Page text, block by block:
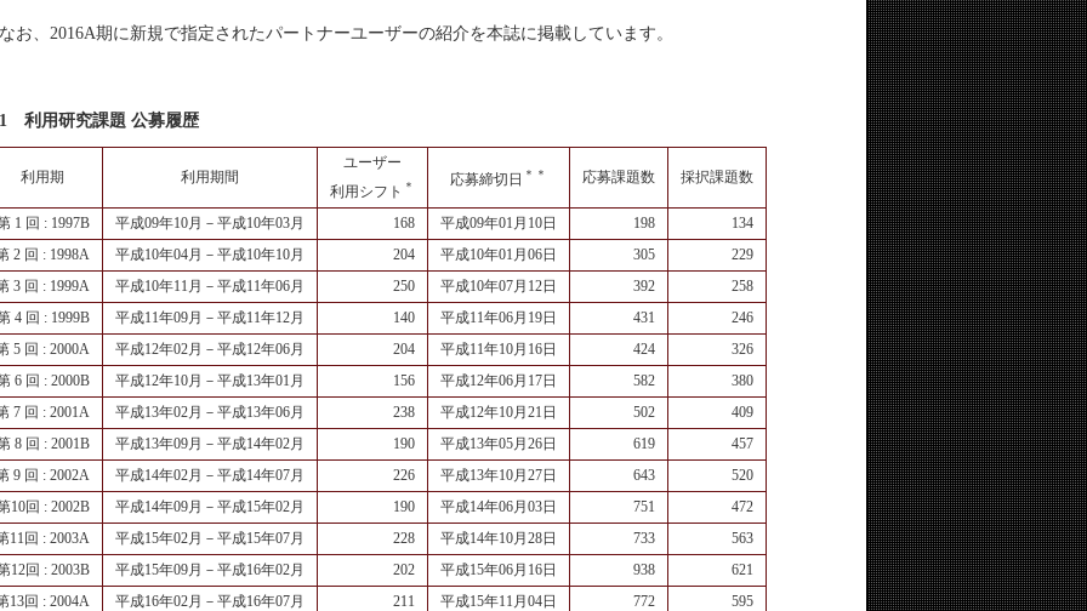
、2016A期に新規で指定されたパートナーユーザーの紹介を本誌に掲載しています。
利用研究課題 公募履歴
利用期 利用期間
ユーザー
利用シフト ＊ 応募締切日 ＊＊ 応募課題数 採択課題数
1 回 : 1997B 平成09年10月－平成10年03月 168 平成09年01月10日 198
134
2 回 : 1998A
平成10年04月－平成10年10月 204 平成10年01月06日 305
229
3 回 : 1999A
平成10年11月－平成11年06月 250 平成10年07月12日 392
258
4 回 : 1999B
平成11年09月－平成11年12月 140 平成11年06月19日 431
246
5 回 : 2000A
平成12年02月－平成12年06月 204 平成11年10月16日 424
326
6 回 : 2000B
平成12年10月－平成13年01月 156 平成12年06月17日 582
380
7 回 : 2001A
平成13年02月－平成13年06月 238 平成12年10月21日 502
409
8 回 : 2001B
平成13年09月－平成14年02月 190 平成13年05月26日 619
457
9 回 : 2002A
平成14年02月－平成14年07月 226 平成13年10月27日 643
520
10回 : 2002B
平成14年09月－平成15年02月 190 平成14年06月03日 751
472
11回 : 2003A
平成15年02月－平成15年07月 228 平成14年10月28日 733
563
12回 : 2003B
平成15年09月－平成16年02月 202 平成15年06月16日 938
621
13回 : 2004A
平成16年02月－平成16年07月 211 平成15年11月04日 772
595